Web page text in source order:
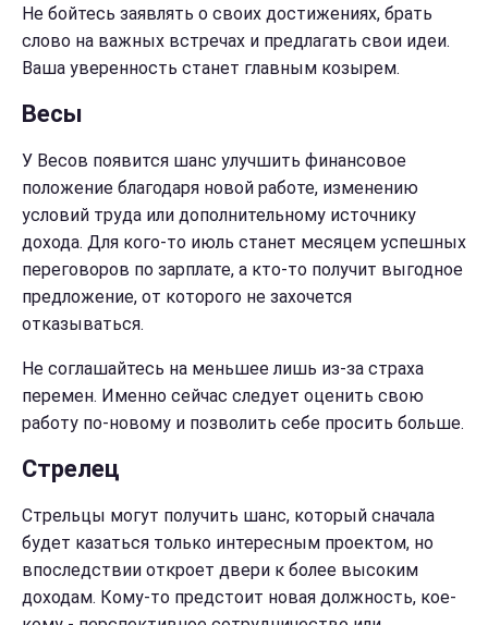
Не бойтесь заявлять о своих достижениях, брать
слово на важных встречах и предлагать свои идеи.
Ваша уверенность станет главным козырем.
Весы
У Весов появится шанс улучшить финансовое
положение благодаря новой работе, изменению
условий труда или дополнительному источнику
дохода. Для кого-то июль станет месяцем успешных
переговоров по зарплате, а кто-то получит выгодное
предложение, от которого не захочется
отказываться.
Не соглашайтесь на меньшее лишь из-за страха
перемен. Именно сейчас следует оценить свою
работу по-новому и позволить себе просить больше.
Стрелец
Стрельцы могут получить шанс, который сначала
будет казаться только интересным проектом, но
впоследствии откроет двери к более высоким
доходам. Кому-то предстоит новая должность, кое-